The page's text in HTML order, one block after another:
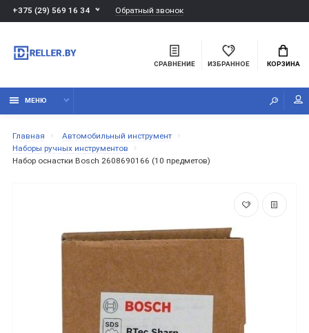
+375 (29) 569 16 34 Обратный звонок
СРАВНЕНИЕ ИЗБРАННОЕ КОРЗИНА
МЕНЮ
Главная
Автомобильный инструмент
Наборы ручных инструментов
Набор оснастки Bosch 2608690166 (10 предметов)